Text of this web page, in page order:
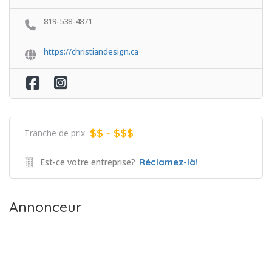
819-538-4871
https://christiandesign.ca
Tranche de prix $$ - $$$
Est-ce votre entreprise? Réclamez-là!
Annonceur